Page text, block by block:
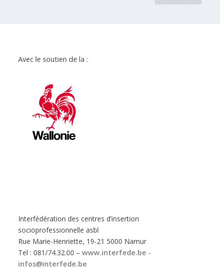
Avec le soutien de la :
Interfédération des centres d’insertion
socioprofessionnelle asbl
Rue Marie-Henriette, 19-21 5000 Namur
Tel : 081/74.32.00 –www.interfede.be -
infos@interfede.be